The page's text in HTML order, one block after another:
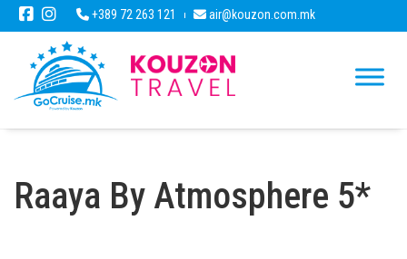
+389 72 263 121 air@kouzon.com.mk
Raaya By Atmosphere 5*